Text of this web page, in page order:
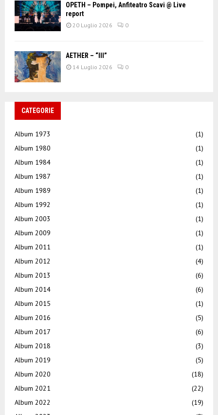
OPETH – Pompei, Anfiteatro Scavi @ Live
report
20 Luglio 2026 0
AETHER – “III”
14 Luglio 2026 0
CATEGORIE
Album 1973
(1)
Album 1980
(1)
Album 1984
(1)
Album 1987
(1)
Album 1989
(1)
Album 1992
(1)
Album 2003
(1)
Album 2009
(1)
Album 2011
(1)
Album 2012
(4)
Album 2013
(6)
Album 2014
(6)
Album 2015
(1)
Album 2016
(5)
Album 2017
(6)
Album 2018
(3)
Album 2019
(5)
Album 2020
(18)
Album 2021
(22)
Album 2022
(19)